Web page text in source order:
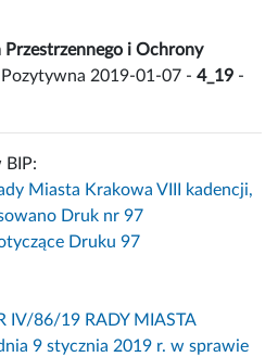
Przestrzennego i Ochrony
2019-01-07 -4_19 -
BIP:
Miasta Krakowa VIII kadencji,
Druk nr 97
Druku 97
IV/86/19 RADY MIASTA
9 stycznia 2019 r. w sprawie